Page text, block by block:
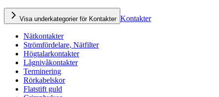
Visa underkategorier för Kontakter Kontakter
Nätkontakter
Strömfördelare, Nätfilter
Högtalarkontakter
Lågnivåkontakter
Terminering
Rörkabelskor
Flatstift guld